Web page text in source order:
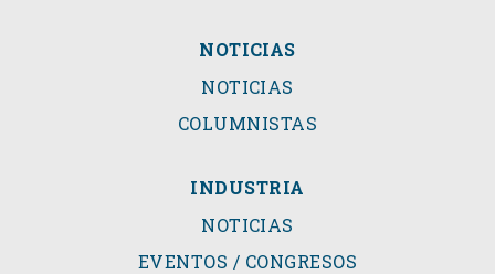
NOTICIAS
NOTICIAS
COLUMNISTAS
INDUSTRIA
NOTICIAS
EVENTOS / CONGRESOS